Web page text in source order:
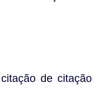
de citação